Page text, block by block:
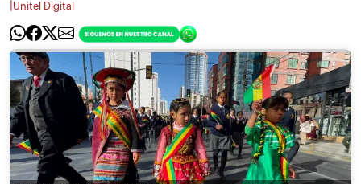
Unitel Digital